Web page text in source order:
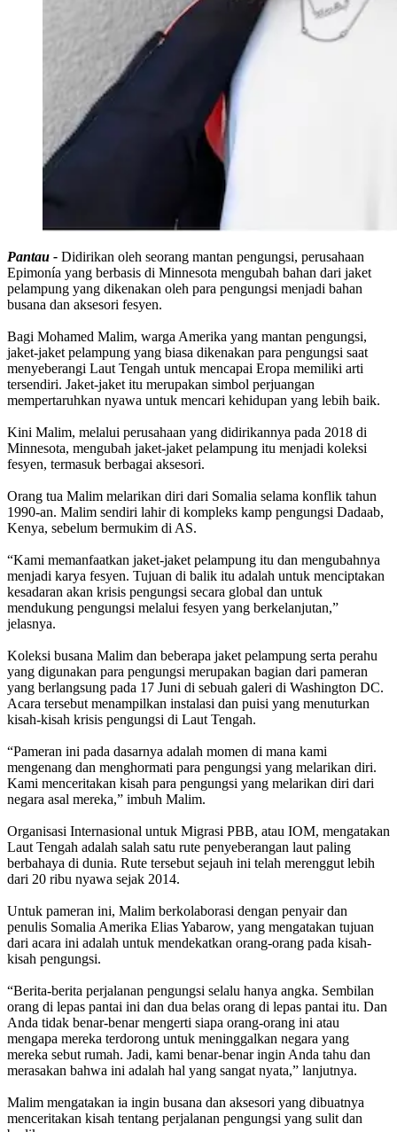
Pantau - Didirikan oleh seorang mantan pengungsi, perusahaan
Epimonía yang berbasis di Minnesota mengubah bahan dari jaket
pelampung yang dikenakan oleh para pengungsi menjadi bahan
busana dan aksesori fesyen.
Bagi Mohamed Malim, warga Amerika yang mantan pengungsi,
jaket-jaket pelampung yang biasa dikenakan para pengungsi saat
menyeberangi Laut Tengah untuk mencapai Eropa memiliki arti
tersendiri. Jaket-jaket itu merupakan simbol perjuangan
mempertaruhkan nyawa untuk mencari kehidupan yang lebih baik.
Kini Malim, melalui perusahaan yang didirikannya pada 2018 di
Minnesota, mengubah jaket-jaket pelampung itu menjadi koleksi
fesyen, termasuk berbagai aksesori.
Orang tua Malim melarikan diri dari Somalia selama konflik tahun
1990-an. Malim sendiri lahir di kompleks kamp pengungsi Dadaab,
Kenya, sebelum bermukim di AS.
“Kami memanfaatkan jaket-jaket pelampung itu dan mengubahnya
menjadi karya fesyen. Tujuan di balik itu adalah untuk menciptakan
kesadaran akan krisis pengungsi secara global dan untuk
mendukung pengungsi melalui fesyen yang berkelanjutan,”
jelasnya.
Koleksi busana Malim dan beberapa jaket pelampung serta perahu
yang digunakan para pengungsi merupakan bagian dari pameran
yang berlangsung pada 17 Juni di sebuah galeri di Washington DC.
Acara tersebut menampilkan instalasi dan puisi yang menuturkan
kisah-kisah krisis pengungsi di Laut Tengah.
“Pameran ini pada dasarnya adalah momen di mana kami
mengenang dan menghormati para pengungsi yang melarikan diri.
Kami menceritakan kisah para pengungsi yang melarikan diri dari
negara asal mereka,” imbuh Malim.
Organisasi Internasional untuk Migrasi PBB, atau IOM, mengatakan
Laut Tengah adalah salah satu rute penyeberangan laut paling
berbahaya di dunia. Rute tersebut sejauh ini telah merenggut lebih
dari 20 ribu nyawa sejak 2014.
Untuk pameran ini, Malim berkolaborasi dengan penyair dan
penulis Somalia Amerika Elias Yabarow, yang mengatakan tujuan
dari acara ini adalah untuk mendekatkan orang-orang pada kisah-
kisah pengungsi.
“Berita-berita perjalanan pengungsi selalu hanya angka. Sembilan
orang di lepas pantai ini dan dua belas orang di lepas pantai itu. Dan
Anda tidak benar-benar mengerti siapa orang-orang ini atau
mengapa mereka terdorong untuk meninggalkan negara yang
mereka sebut rumah. Jadi, kami benar-benar ingin Anda tahu dan
merasakan bahwa ini adalah hal yang sangat nyata,” lanjutnya.
Malim mengatakan ia ingin busana dan aksesori yang dibuatnya
menceritakan kisah tentang perjalanan pengungsi yang sulit dan